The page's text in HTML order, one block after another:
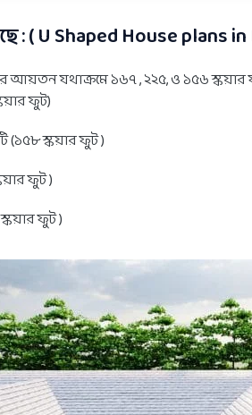
: ( U Shaped House plans
আয়তন যথাক্রমে ১৬৭ , ২২৫, ও ১৫৬ স্কয়ার
ফুট)
(১৫৮ স্কয়ার ফুট )
ফুট )
ফুট )